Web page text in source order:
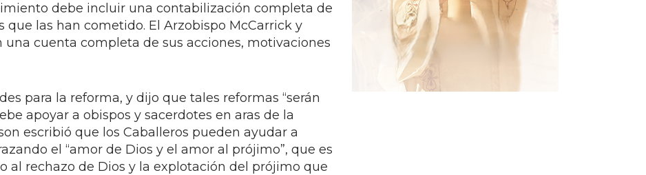
debe incluir una contabilización completa de
que las han cometido. El Arzobispo McCarrick y
una cuenta completa de sus acciones, motivaciones
para la reforma, y dijo que tales reformas “serán
apoyar a obispos y sacerdotes en aras de la
escribió que los Caballeros pueden ayudar a
el “amor de Dios y el amor al prójimo”, que es
al rechazo de Dios y la explotación del prójimo que